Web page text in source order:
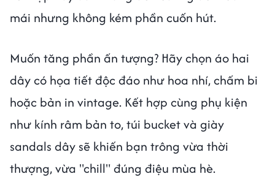
mái nhưng không kém phần cuốn hút.
Muốn tăng phần ấn tượng? Hãy chọn áo hai
dây có họa tiết độc đáo như hoa nhí, chấm bi
hoặc bản in vintage. Kết hợp cùng phụ kiện
như kính râm bản to, túi bucket và giày
sandals dây sẽ khiến bạn trông vừa thời
thượng, vừa "chill" đúng điệu mùa hè.